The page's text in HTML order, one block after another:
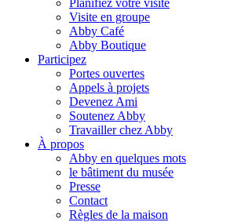
Planifiez votre visite
Visite en groupe
Abby Café
Abby Boutique
Participez
Portes ouvertes
Appels à projets
Devenez Ami
Soutenez Abby
Travailler chez Abby
À propos
Abby en quelques mots
le bâtiment du musée
Presse
Contact
Règles de la maison